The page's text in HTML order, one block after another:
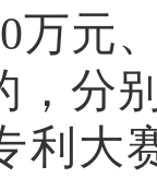
万元
，分
利大